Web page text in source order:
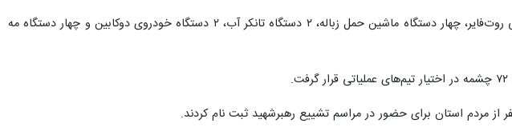
دهدشتی اظهار کرد: همچنین از نظر تجهیزات ماشین‌آلات ۲ دستگاه ماشین آتش‌نشانی روت‌فایر، چهار دستگاه ماشین حمل زباله، ۲ دستگاه تانکر آب، ۲ دستگاه خودروی دوکابین و چهار دستگاه مه